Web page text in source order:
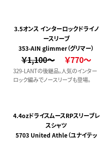
3.5オンス インターロックドライノ
ースリーブ
353-AIN glimmer（グリマー）
￥1,100～ ￥770～
329-LANTの後継品。人気のインター
ロック編みでノースリーブも登場。
4.4ozドライスムースRPスリーブレ
スシャツ
5703 United Athle（ユナイテッ